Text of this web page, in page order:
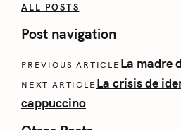
ALL POSTS
Post navigation
PREVIOUS ARTICLE La madre
NEXT ARTICLE La crisis de
cappuccino